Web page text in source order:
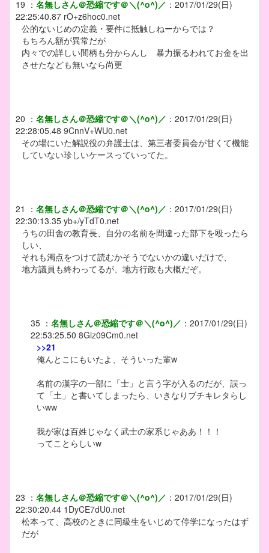
19 ： 名無しさん＠恐縮です＠＼(^o^)／ ： 2017/01/29(日)
22:25:40.87 rO+z6hoc0.net
公的ないじめの定義・要件に抵触しねーからでは？
もちろん額が異常だが
内々での詳しい間柄も分からんし 暴力振るわれてお金を出
させたなども無いなら尚更
20 ： 名無しさん＠恐縮です＠＼(^o^)／ ： 2017/01/29(日)
22:28:05.48 9CnnV+WU0.net
その場にいた解説役の弁護士は、第三者委員会が甘くて機能
していない珍しいケースっていってた。
21 ： 名無しさん＠恐縮です＠＼(^o^)／ ： 2017/01/29(日)
22:30:13.35 yb+/yTdT0.net
うちの田舎の教育長、自分の名前を間違った部下を殴ったら
しい、
それも濁点をつけて読むかそうでないかの違いだけで、
地方議員も終わってるが、地方行政も大概だぞ。
35 ： 名無しさん＠恐縮です＠＼(^o^)／ ： 2017/01/29(日)
22:53:25.50 8Giz09Cm0.net
>>21
俺んとこにもいたよ、そういった輩w
名前の漢字の一部に「士」と言う字が入るのだが、誤っ
て「土」と書いてしまったら、いきなりブチキレタらし
いww
我が家は百姓じゃなく武士の家系じゃああ！！！
ってことらしいw
23 ： 名無しさん＠恐縮です＠＼(^o^)／ ： 2017/01/29(日)
22:30:20.44 1DyCE7dU0.net
松本って、高校のときに同級生をいじめて停学になったはず
だが